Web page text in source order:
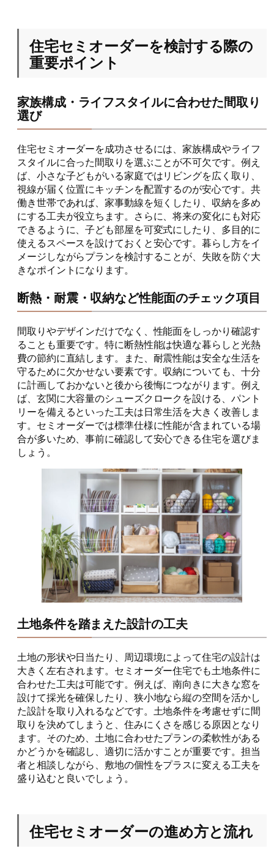
住宅セミオーダーを検討する際の
重要ポイント
家族構成・ライフスタイルに合わせた間取り
選び
住宅セミオーダーを成功させるには、家族構成やライフ
スタイルに合った間取りを選ぶことが不可欠です。例え
ば、小さな子どもがいる家庭ではリビングを広く取り、
視線が届く位置にキッチンを配置するのが安心です。共
働き世帯であれば、家事動線を短くしたり、収納を多め
にする工夫が役立ちます。さらに、将来の変化にも対応
できるように、子ども部屋を可変式にしたり、多目的に
使えるスペースを設けておくと安心です。暮らし方をイ
メージしながらプランを検討することが、失敗を防ぐ大
きなポイントになります。
断熱・耐震・収納など性能面のチェック項目
間取りやデザインだけでなく、性能面をしっかり確認す
ることも重要です。特に断熱性能は快適な暮らしと光熱
費の節約に直結します。また、耐震性能は安全な生活を
守るために欠かせない要素です。収納についても、十分
に計画しておかないと後から後悔につながります。例え
ば、玄関に大容量のシューズクロークを設ける、パント
リーを備えるといった工夫は日常生活を大きく改善しま
す。セミオーダーでは標準仕様に性能が含まれている場
合が多いため、事前に確認して安心できる住宅を選びま
しょう。
土地条件を踏まえた設計の工夫
土地の形状や日当たり、周辺環境によって住宅の設計は
大きく左右されます。セミオーダー住宅でも土地条件に
合わせた工夫は可能です。例えば、南向きに大きな窓を
設けて採光を確保したり、狭小地なら縦の空間を活かし
た設計を取り入れるなどです。土地条件を考慮せずに間
取りを決めてしまうと、住みにくさを感じる原因となり
ます。そのため、土地に合わせたプランの柔軟性がある
かどうかを確認し、適切に活かすことが重要です。担当
者と相談しながら、敷地の個性をプラスに変える工夫を
盛り込むと良いでしょう。
住宅セミオーダーの進め方と流れ